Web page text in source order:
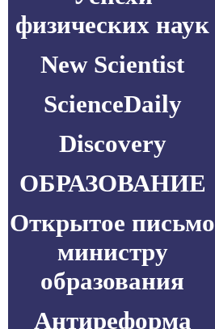
физических наук
New Scientist
ScienceDaily
Discovery
ОБРАЗОВАНИЕ
Открытое письмо
министру
образования
Антиреформа